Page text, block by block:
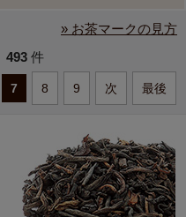
» お茶マークの見方
493 件
7 8 9 次 最後